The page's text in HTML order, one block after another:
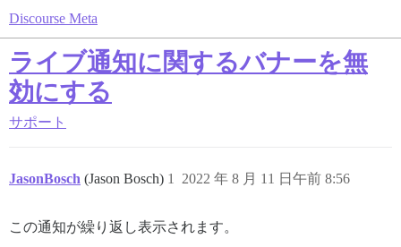
Discourse Meta
ライブ通知に関するバナーを無
効にする
サポート
JasonBosch (Jason Bosch) 2022 年 8 月 11 日午前 8:56
1
この通知が繰り返し表示されます。